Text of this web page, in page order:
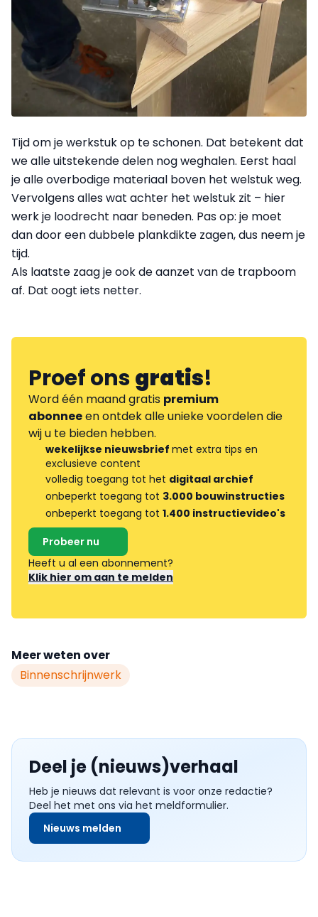
Tijd om je werkstuk op te schonen. Dat betekent dat
we alle uitstekende delen nog weghalen. Eerst haal
je alle overbodige materiaal boven het welstuk weg.
Vervolgens alles wat achter het welstuk zit – hier
werk je loodrecht naar beneden. Pas op: je moet
dan door een dubbele plankdikte zagen, dus neem je
tijd.
Als laatste zaag je ook de aanzet van de trapboom
af. Dat oogt iets netter.
Proef onsgratis!
Word één maand gratis premium
abonneeen ontdek alle unieke voordelen die
wij u te bieden hebben.
wekelijkse nieuwsbrief met extra tips en
exclusieve content
volledig toegang tot het digitaal archief
onbeperkt toegang tot 3.000 bouwinstructies
onbeperkt toegang tot 1.400 instructievideo's
Probeer nu
Heeft u al een abonnement?
Klik hier om aan te melden
Meer weten over
Binnenschrijnwerk
Deel je (nieuws)verhaal
Heb je nieuws dat relevant is voor onze redactie?
Deel het met ons via het meldformulier.
Nieuws melden